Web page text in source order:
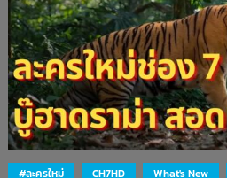
#ละครใหม่ CH7HD What's New